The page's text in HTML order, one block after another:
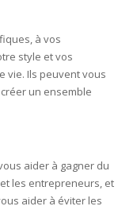
à vos
style et vos
vie. Ils peuvent vous
un ensemble
aider à gagner du
les entrepreneurs, et
aider à éviter les